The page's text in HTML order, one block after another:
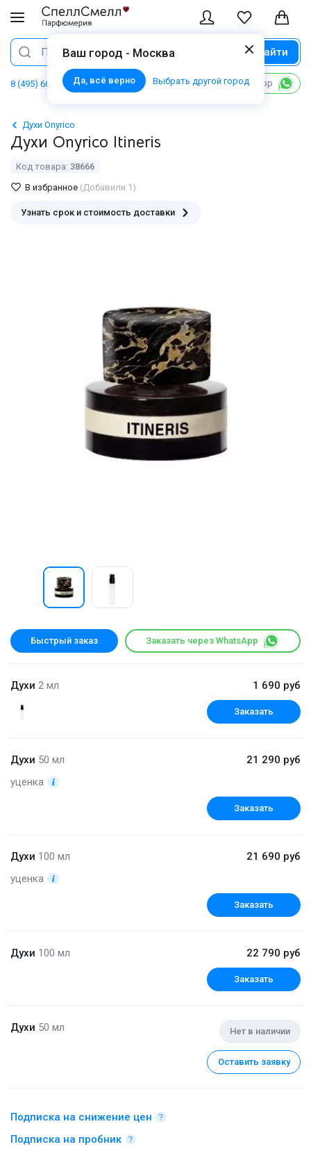
Ваш город - Москва
Да, всё верно Выбрать другой город
Поиск Найти
8 (495) 668 06 02 Написать в WhatsApp
Духи Onyrico
Духи Onyrico Itineris
Код товара: 38666
В избранное (Добавили 1)
Узнать срок и стоимость доставки
Быстрый заказ Заказать через WhatsApp
Духи 2 мл 1 690 руб
Заказать
Духи 50 мл
уценка
21 290 руб
Заказать
Духи 100 мл
уценка
21 690 руб
Заказать
Духи 100 мл 22 790 руб
Заказать
Духи 50 мл Нет в наличии
Оставить заявку
Подписка на снижение цен
Подписка на пробник